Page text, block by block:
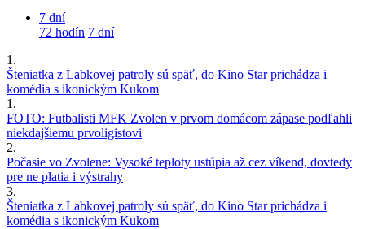
7 dní
72 hodín 7 dní
1.
Šteniatka z Labkovej patroly sú späť, do Kino Star prichádza i
komédia s ikonickým Kukom
1.
FOTO: Futbalisti MFK Zvolen v prvom domácom zápase podľahli
niekdajšiemu prvoligistovi
2.
Počasie vo Zvolene: Vysoké teploty ustúpia až cez víkend, dovtedy
pre ne platia i výstrahy
3.
Šteniatka z Labkovej patroly sú späť, do Kino Star prichádza i
komédia s ikonickým Kukom